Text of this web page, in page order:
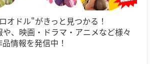
オドル"がきっと見つかる！
、映画・ドラマ・アニメなど様々
情報を発信中！